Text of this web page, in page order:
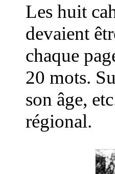
Les huit
devaient
chaque
20 mots.
son âge,
régional.